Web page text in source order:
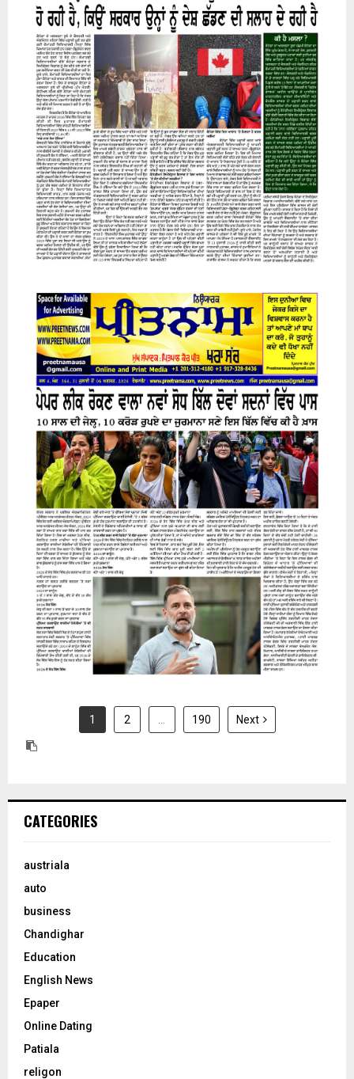
07 August 2026
31 July 2026
1 2 190 Next
CATEGORIES
austriala
auto
business
Chandighar
Education
English News
Epaper
Online Dating
Patiala
religon